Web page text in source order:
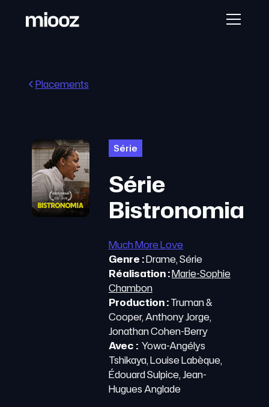
Placements
Série
Série
Bistronomia
Much More Love
Genre :Drame, Série
Réalisation :Marie-Sophie
Chambon
Production :Truman &
Cooper, Anthony Jorge,
Jonathan Cohen-Berry
Avec :Yowa-Angélys
Tshikaya, Louise Labèque,
Édouard Sulpice, Jean-
Hugues Anglade